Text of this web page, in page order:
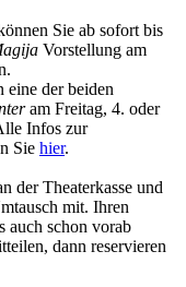
Sie ab sofort bis
Vorstellung am
eine der beiden
am Freitag, 4. oder
Infos zur
Sie hier.
der Theaterkasse und
mit. Ihren
auch schon vorab
dann reservieren